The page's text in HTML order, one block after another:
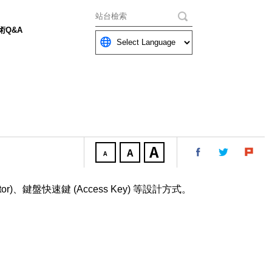
Q&A
關鍵字
、鍵盤快速鍵 (Access Key) 等設計方式。